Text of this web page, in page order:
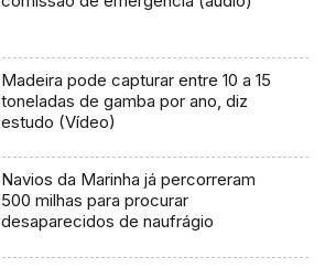
Madeira pode capturar entre 10 a 15
toneladas de gamba por ano, diz
estudo (Vídeo)
Navios da Marinha já percorreram
500 milhas para procurar
desaparecidos de naufrágio